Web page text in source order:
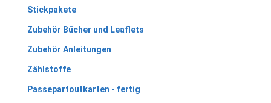
Stickpakete
Zubehör Bücher und Leaflets
Zubehör Anleitungen
Zählstoffe
Passepartoutkarten - fertig